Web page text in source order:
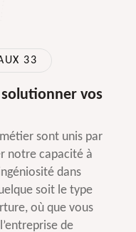
33
vos
sont unis par
notre capacité à
dans
soit le type
où que vous
de